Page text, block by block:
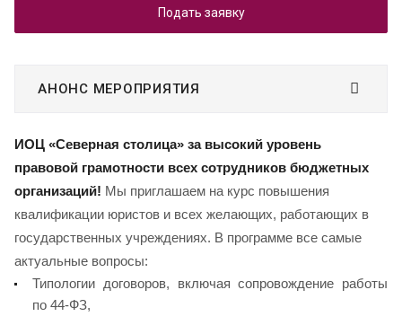
Подать заявку
АНОНС МЕРОПРИЯТИЯ
ИОЦ «Северная столица» за высокий уровень
правовой грамотности всех сотрудников бюджетных
организаций! Мы приглашаем на курс повышения
квалификации юристов и всех желающих, работающих в
государственных учреждениях. В программе все самые
актуальные вопросы:
Типологии договоров, включая сопровождение работы
по 44-ФЗ,